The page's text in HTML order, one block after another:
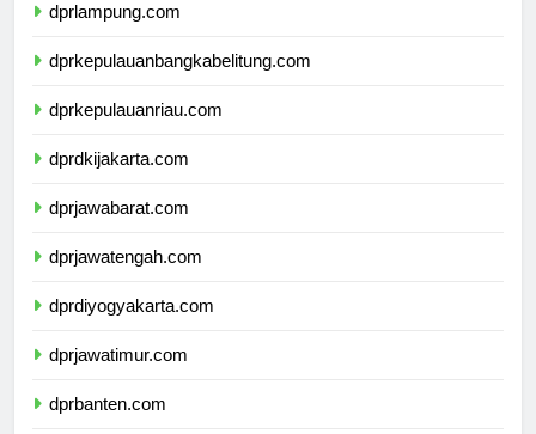
dprlampung.com
dprkepulauanbangkabelitung.com
dprkepulauanriau.com
dprdkijakarta.com
dprjawabarat.com
dprjawatengah.com
dprdiyogyakarta.com
dprjawatimur.com
dprbanten.com